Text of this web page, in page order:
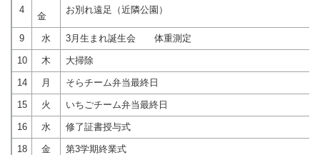
4
金
お別れ遠足（近隣公園）
9 水 3月生まれ誕生会 体重測定
10 木 大掃除
14 月 そらチーム弁当最終日
15 火 いちごチーム弁当最終日
16 水 修了証書授与式
18 金 第3学期終業式